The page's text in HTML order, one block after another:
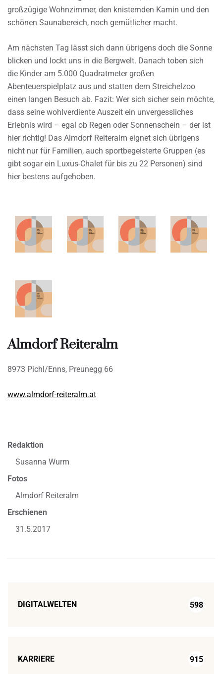
großzügige Wohnzimmer, den knisternden Kamin und den
schönen Saunabereich, noch gemütlicher macht.
Am nächsten Tag lässt sich dann übrigens doch die Sonne
blicken und lockt uns in die Bergwelt. Danach toben sich
die Kinder am 5.000 Quadratmeter großen
Abenteuerspielplatz aus und statten dem Streichelzoo
einen langen Besuch ab. Fazit: Wer sich sicher sein möchte,
dass seine wohlverdiente Auszeit ein unvergessliches
Erlebnis wird – egal ob Regen oder Sonnenschein – der ist
hier richtig! Das Almdorf Reiteralm eignet sich übrigens
nicht nur für Familien, auch sportbegeisterte Gruppen (es
gibt sogar ein Luxus-Chalet für bis zu 22 Personen) sind
hier bestens aufgehoben.
Almdorf Reiteralm
8973 Pichl/Enns, Preunegg 66
www.almdorf-reiteralm.at
Redaktion
Susanna Wurm
Fotos
Almdorf Reiteralm
Erschienen
31.5.2017
DIGITALWELTEN 598
KARRIERE 915